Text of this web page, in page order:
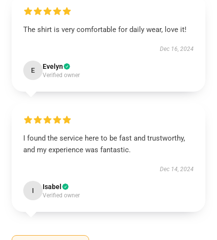
The shirt is very comfortable for daily wear, love it!
Dec 16, 2024
E Evelyn
Verified owner
I found the service here to be fast and trustworthy,
and my experience was fantastic.
Dec 14, 2024
I Isabel
Verified owner